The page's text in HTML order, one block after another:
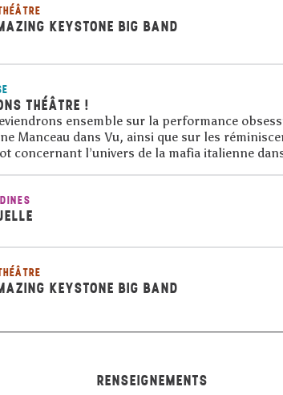
KEYSTONE BIG BAND
THÉÂTRE !
ensemble sur la performance
Manceau dans Vu, ainsi que sur les
concernant l’univers de la mafia italienne
KEYSTONE BIG BAND
RENSEIGNEMENTS